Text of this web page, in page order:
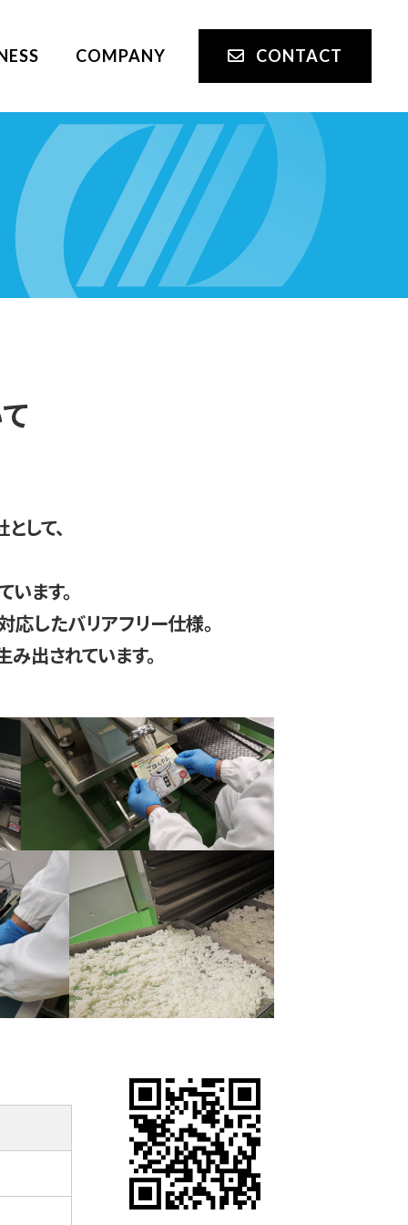
COMPANY CONTACT
して、
ます。
応したバリアフリー仕様。
出されています。